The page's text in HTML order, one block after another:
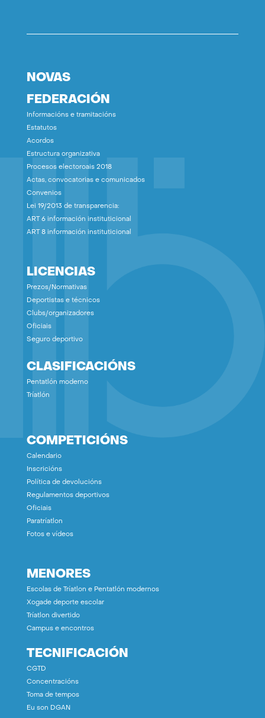
NOVAS
FEDERACIÓN
Informacións e tramitacións
Estatutos
Acordos
Estructura organizativa
Procesos electoroais 2018
Actas, convocatorias e comunicados
Convenios
Lei 19/2013 de transparencia:
ART 6 información instituticional
ART 8 información instituticional
LICENCIAS
Prezos/Normativas
Deportistas e técnicos
Clubs/organizadores
Oficiais
Seguro deportivo
CLASIFICACIÓNS
Pentatlón moderno
Tríatlón
COMPETICIÓNS
Calendario
Inscricións
Política de devolucións
Regulamentos deportivos
Oficiais
Paratríatlon
Fotos e vídeos
MENORES
Escolas de Tríatlon e Pentatlón modernos
Xogade deporte escolar
Tríatlon divertido
Campus e encontros
TECNIFICACIÓN
CGTD
Concentracións
Toma de tempos
Eu son DGAN